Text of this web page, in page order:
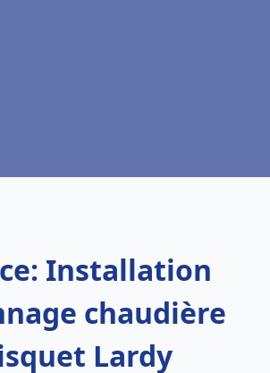
Installation
chaudière
Lardy